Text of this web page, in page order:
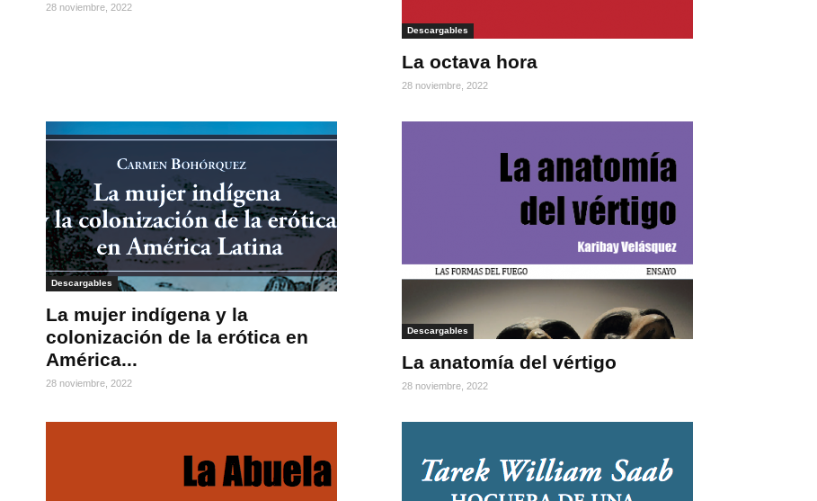
28 noviembre, 2022
Descargables
La octava hora
28 noviembre, 2022
Descargables
La mujer indígena y la
colonización de la erótica en
América...
28 noviembre, 2022
Descargables
La anatomía del vértigo
28 noviembre, 2022